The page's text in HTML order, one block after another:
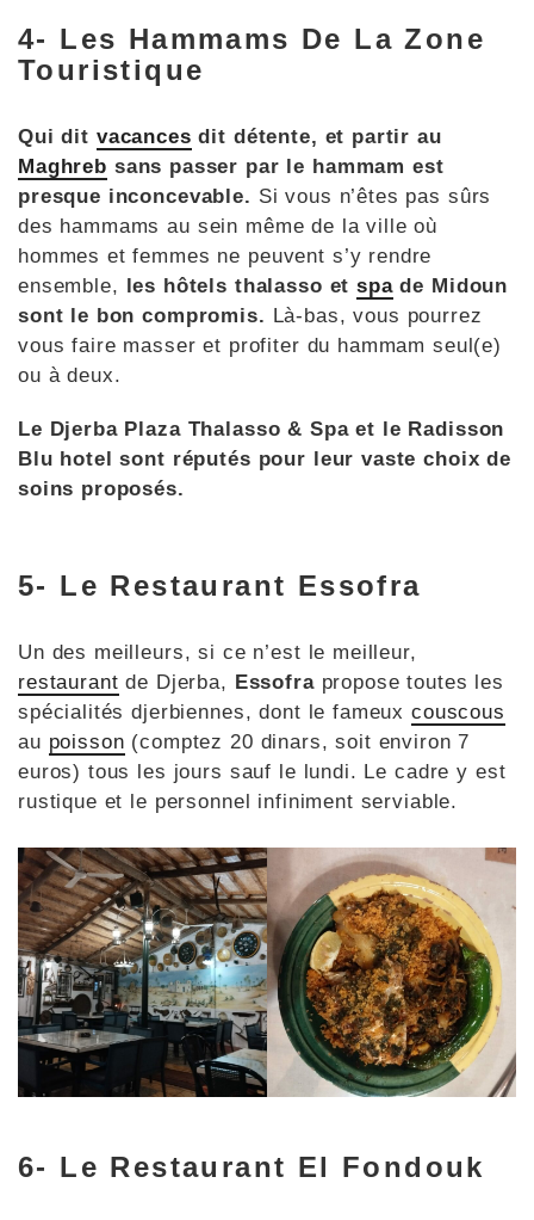
4- Les Hammams De La Zone
Touristique
Qui dit vacances dit détente, et partir au
Maghreb sans passer par le hammam est
presque inconcevable. Si vous n’êtes pas sûrs
des hammams au sein même de la ville où
hommes et femmes ne peuvent s’y rendre
ensemble, les hôtels thalasso etspade Midoun
sont le bon compromis. Là-bas, vous pourrez
vous faire masser et profiter du hammam seul(e)
ou à deux.
Le Djerba Plaza Thalasso & Spa et le Radisson
Blu hotel sont réputés pour leur vaste choix de
soins proposés.
5- Le Restaurant Essofra
Un des meilleurs, si ce n’est le meilleur,
restaurant de Djerba, Essofrapropose toutes les
spécialités djerbiennes, dont le fameuxcouscous
au poisson (comptez 20 dinars, soit environ 7
euros) tous les jours sauf le lundi. Le cadre y est
rustique et le personnel infiniment serviable.
6- Le Restaurant El Fondouk